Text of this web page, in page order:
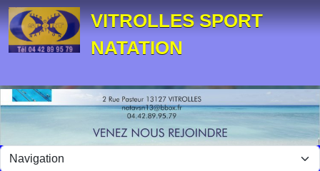
VITROLLES SPORT
NATATION
Panneau de gestion des cookies